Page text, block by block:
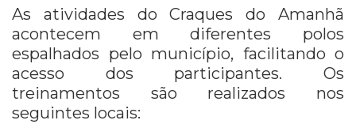
As atividades do Craques do Amanhã
acontecem em diferentes polos
espalhados pelo município, facilitando o
acesso dos participantes. Os
treinamentos são realizados nos
seguintes locais: